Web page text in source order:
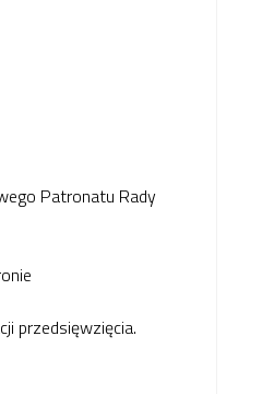
Patronatu Rady
przedsięwzięcia.